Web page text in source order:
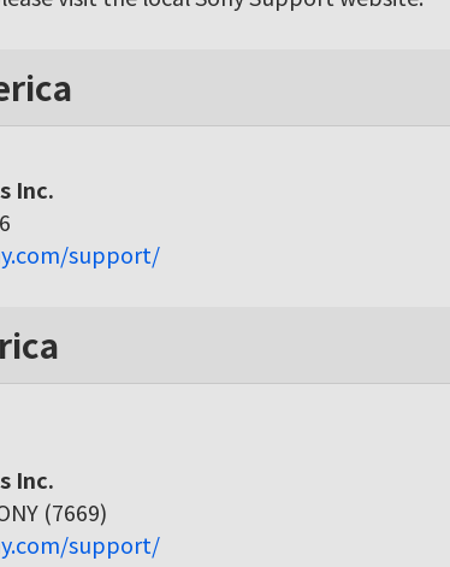
Inc.
support/
Inc.
(7669)
support/